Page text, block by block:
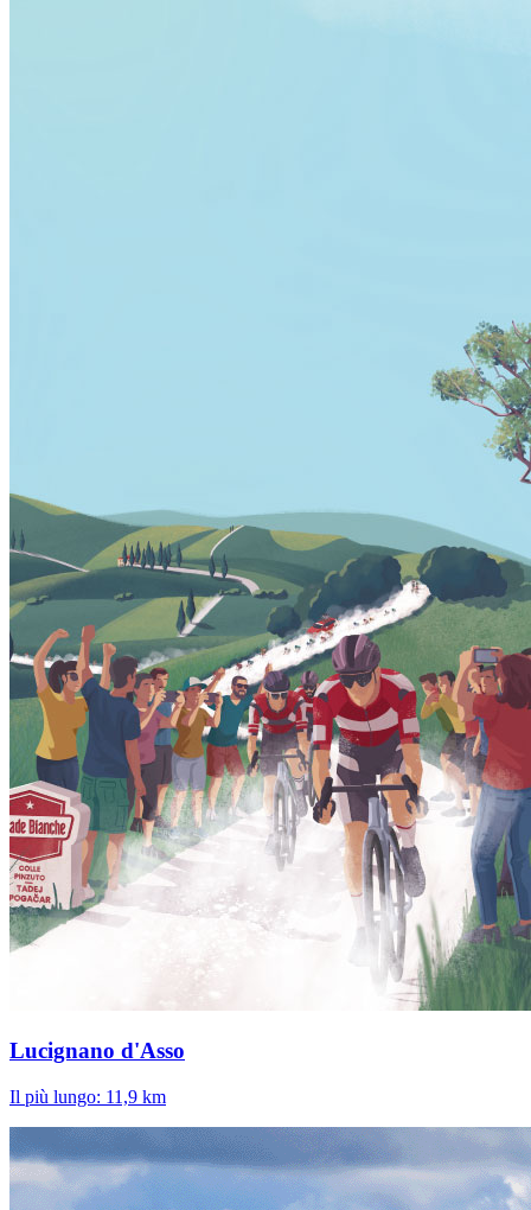
Lucignano d'Asso
Il più lungo: 11,9 km